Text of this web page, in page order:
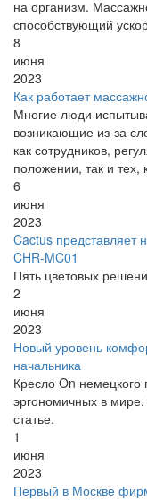
на организм.
способствующий
8
июня
2023
Как работает
Многие люди
возникающие из-за
как сотрудников,
положении, так и тех,
6
июня
2023
Cactus представляет
CHR-MC01
Пять цветовых
2
июня
2023
Новый уровень
начальника
Кресло On немецкого
эргономичных в мире.
статье.
1
июня
2023
Первый в Москве